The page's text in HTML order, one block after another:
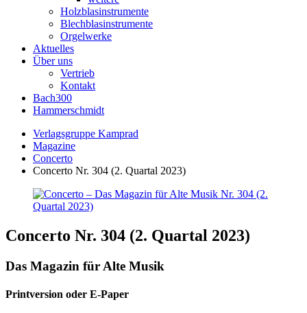
Holzblasinstrumente
Blechblasinstrumente
Orgelwerke
Aktuelles
Über uns
Vertrieb
Kontakt
Bach300
Hammerschmidt
Verlagsgruppe Kamprad
Magazine
Concerto
Concerto Nr. 304 (2. Quartal 2023)
Concerto Nr. 304 (2. Quartal 2023)
Das Magazin für Alte Musik
Printversion oder E-Paper